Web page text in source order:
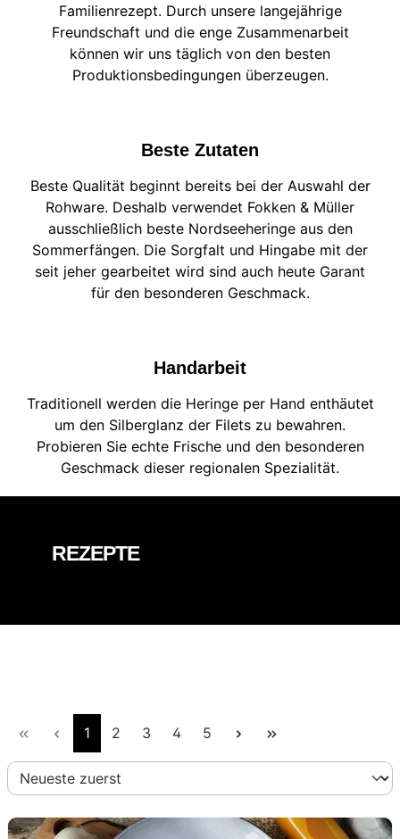
Familienrezept. Durch unsere langejährige
Freundschaft und die enge Zusammenarbeit
können wir uns täglich von den besten
Produktionsbedingungen überzeugen.
Beste Zutaten
Beste Qualität beginnt bereits bei der Auswahl der
Rohware. Deshalb verwendet Fokken & Müller
ausschließlich beste Nordseeheringe aus den
Sommerfängen. Die Sorgfalt und Hingabe mit der
seit jeher gearbeitet wird sind auch heute Garant
für den besonderen Geschmack.
Handarbeit
Traditionell werden die Heringe per Hand enthäutet
um den Silberglanz der Filets zu bewahren.
Probieren Sie echte Frische und den besonderen
Geschmack dieser regionalen Spezialität.
REZEPTE
Seite
1 Seite
2 Seite
3 Seite
4 Seite
5